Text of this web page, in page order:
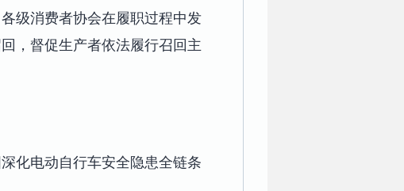
级消费者协会在履职过程中发
，督促生产者依法履行召回主
化电动自行车安全隐患全链条